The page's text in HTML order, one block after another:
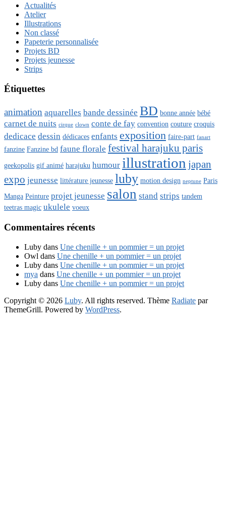
Actualités
Atelier
Illustrations
Non classé
Papeterie personnalisée
Projets BD
Projets jeunesse
Strips
Étiquettes
animation aquarelles bande dessinée BD bonne année bébé
carnet de nuits cirque clown conte de fay convention couture croquis
dedicace dessin dédicaces enfants exposition faire-part fanart
fanzine Fanzine bd faune florale festival harajuku paris
geekopolis gif animé harajuku humour illustration japan
expo jeunesse littérature jeunesse luby motion design neptune Paris
Manga Peinture projet jeunesse salon stand strips tandem
teetras magic ukulele voeux
Commentaires récents
Luby dans Une chenille + un pommier = un projet
Owl dans Une chenille + un pommier = un projet
Luby dans Une chenille + un pommier = un projet
mya dans Une chenille + un pommier = un projet
Luby dans Une chenille + un pommier = un projet
Copyright © 2026 Luby. All rights reserved. Thème Radiate par
ThemeGrill. Powered by WordPress.